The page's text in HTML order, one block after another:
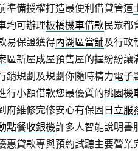
準備授權打造最便利借貸管道
均可辦理板橋機車借款民眾都
易保證獲得內湖區當舖及行政
區新屋成屋預售屋的握紛紛讓
銷規劃及規劃你隨時精力電子
行小額借款您最優質的桃園機
府維修完修安心有保固 日立服
點餐收銀機許多人智能說明書
惠貸款專與預約試聽主要營業